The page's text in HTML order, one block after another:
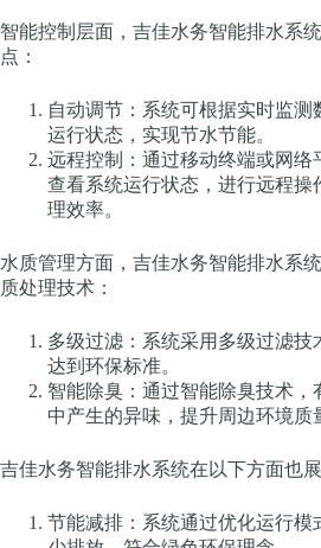
智能控制层面，吉佳水务智能排水系
点：
自动调节：系统可根据实时监测
运行状态，实现节水节能。
远程控制：通过移动终端或网络
查看系统运行状态，进行远程操
理效率。
水质管理方面，吉佳水务智能排水系
质处理技术：
多级过滤：系统采用多级过滤技
达到环保标准。
智能除臭：通过智能除臭技术，
中产生的异味，提升周边环境质
吉佳水务智能排水系统在以下方面也
节能减排：系统通过优化运行模